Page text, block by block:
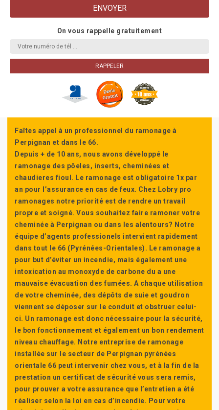
On vous rappelle gratuitement
Faîtes appel à un professionnel du ramonage à
Perpignan et dans le 66.
Depuis + de 10 ans, nous avons développé le
ramonage des pôeles, inserts, cheminées et
chaudieres fioul. Le ramonage est obligatoire 1x par
an pour l’assurance en cas de feux. Chez Lobry pro
ramonages notre priorité est de rendre un travail
propre et soigné. Vous souhaitez faire ramoner votre
cheminée à Perpignan ou dans les alentours? Notre
équipe d’agents professionels intervient rapidement
dans tout le 66 (Pyrénées-Orientales). Le ramonage a
pour but d’éviter un incendie, mais également une
intoxication au monoxyde de carbone du a une
mauvaise évacuation des fumées. A chaque utilisation
de votre cheminée, des dépôts de suie et goudron
viennent se déposer sur le conduit et obstruer celui-
ci. Un ramonage est donc nécessaire pour la sécurité,
le bon fonctionnement et également un bon rendement
niveau chauffage. Notre entreprise de ramonage
installée sur le secteur de Perpignan pyrénées
orientale 66 peut intervenir chez vous, et à la fin de la
prestation un certificat de sécurité vous sera remis,
pour prouver a votre assurance que l’entretien a été
réaliser selon la loi en cas d’incendie. Pour votre